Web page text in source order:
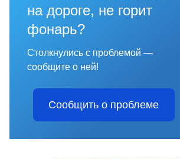
на дороге, не горит
фонарь?
Столкнулись с проблемой —
сообщите о ней!
Сообщить о проблеме